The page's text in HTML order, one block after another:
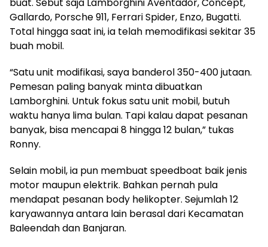
Gallardo, Porsche 911, Ferrari Spider, Enzo, Bugatti.
Total hingga saat ini, ia telah memodifikasi sekitar 35
buah mobil.
“Satu unit modifikasi, saya banderol 350-400 jutaan.
Pemesan paling banyak minta dibuatkan
Lamborghini. Untuk fokus satu unit mobil, butuh
waktu hanya lima bulan. Tapi kalau dapat pesanan
banyak, bisa mencapai 8 hingga 12 bulan,” tukas
Ronny.
Selain mobil, ia pun membuat speedboat baik jenis
motor maupun elektrik. Bahkan pernah pula
mendapat pesanan body helikopter. Sejumlah 12
karyawannya antara lain berasal dari Kecamatan
Baleendah dan Banjaran.